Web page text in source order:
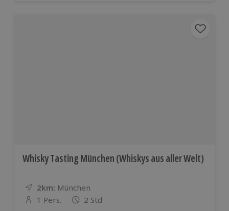
Whisky Tasting München (Whiskys aus aller Welt)
2km: Entfernung
Standort
München
Anzahl der Teilnehmer
1 Pers. 2 Std